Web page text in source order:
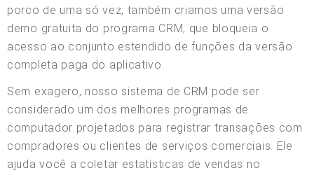
porco de uma só vez, também criamos uma versão
demo gratuita do programa CRM, que bloqueia o
acesso ao conjunto estendido de funções da versão
completa paga do aplicativo.
Sem exagero, nosso sistema de CRM pode ser
considerado um dos melhores programas de
computador projetados para registrar transações com
compradores ou clientes de serviços comerciais. Ele
ajuda você a coletar estatísticas de vendas no